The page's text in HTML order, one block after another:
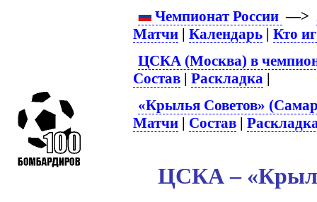
Чемпионат России —>
Матчи |Календарь |Кто
ЦСКА (Москва) в
Состав |Раскладка |
«Крылья Советов»
Матчи | Состав |
ЦСКА –